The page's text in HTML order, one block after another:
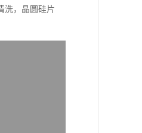
洗，晶圆硅片